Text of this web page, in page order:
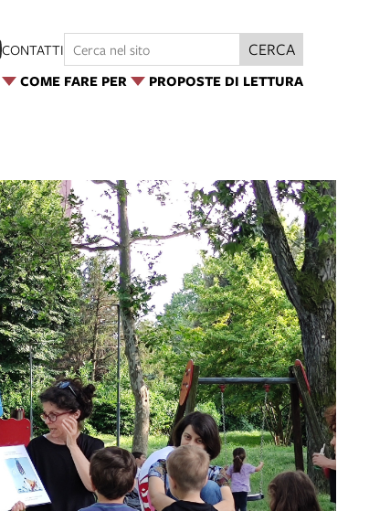
COME FARE PER PROPOSTE DI LETTURA
CONTATTI CERCA